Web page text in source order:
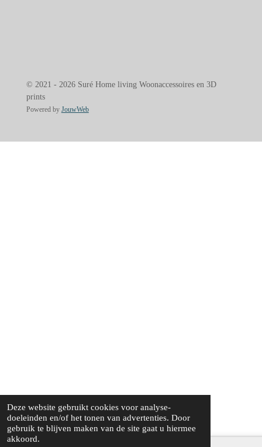
Deze website gebruikt cookies voor analyse-
doeleinden en/of het tonen van advertenties. Door
gebruik te blijven maken van de site gaat u hiermee
akkoord.
© 2021 - 2026 Suré Home living Woonaccessoires en 3D
prints
Powered by JouwWeb